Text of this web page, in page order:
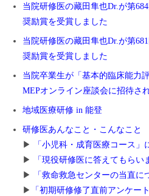
当院研修医の藏田隼也Dr.が第
奨励賞を受賞しました
当院研修医の藏田隼也Dr.が第
奨励賞を受賞しました
当院卒業生が「基本的臨床能力
MEPオンライン座談会に招待さ
地域医療研修 in 能登
研修医あんなこと・こんなこと
▶
「小児科・成育医療コース」
▶
「現役研修医に答えてもらい
▶
「救命救急センターの当直に
▶
「初期研修修了直前アンケート